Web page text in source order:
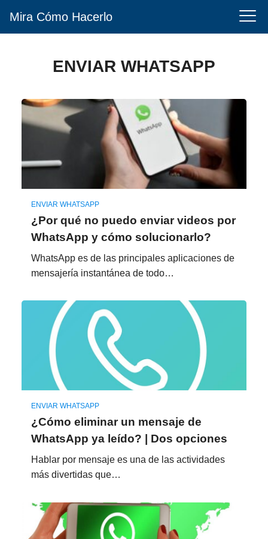
Mira Cómo Hacerlo
ENVIAR WHATSAPP
ENVIAR WHATSAPP
¿Por qué no puedo enviar videos por
WhatsApp y cómo solucionarlo?
WhatsApp es de las principales aplicaciones de
mensajería instantánea de todo…
ENVIAR WHATSAPP
¿Cómo eliminar un mensaje de
WhatsApp ya leído? | Dos opciones
Hablar por mensaje es una de las actividades
más divertidas que…